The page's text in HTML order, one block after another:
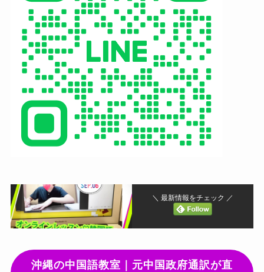
＼ 最新情報をチェック ／
沖縄の中国語教室｜元中国政府通訳が直